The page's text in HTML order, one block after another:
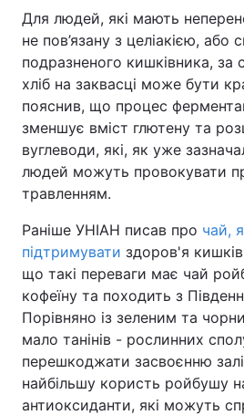
Для людей, які мають
не пов’язану з целіакією, або
подразненого кишківника, за
хліб на заквасці може бути
пояснив, що процес
зменшує вміст глютену та
вуглеводи, які, як уже
людей можуть провокувати
травленням.
Раніше УНІАН писав про чай,
підтримувати здоров'я
що такі переваги має чай
кофеїну та походить з
Порівняно із зеленим та
мало танінів - рослинних
перешкоджати засвоєнню
найбільшу користь ройбушу
антиоксиданти, які можуть